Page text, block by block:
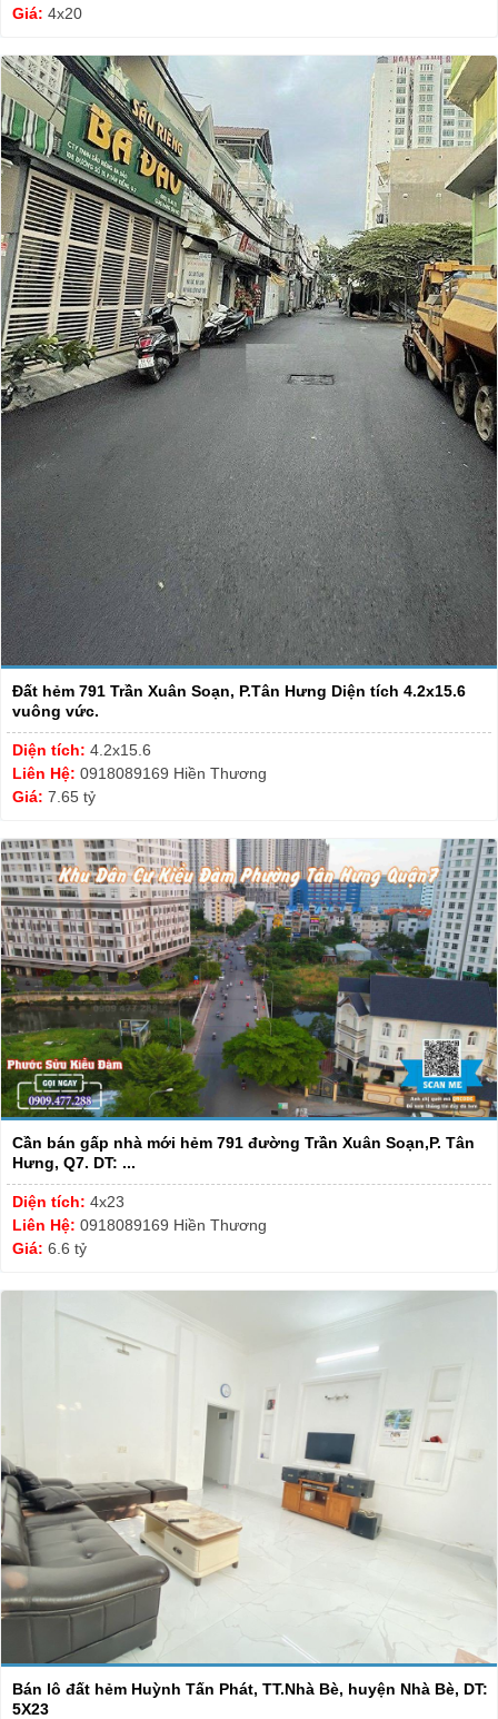
Giá: 4x20
Đất hẻm 791 Trần Xuân Soạn, P.Tân Hưng Diện tích 4.2x15.6
vuông vức.
Diện tích: 4.2x15.6
Liên Hệ: 0918089169 Hiền Thương
Giá: 7.65 tỷ
Cần bán gấp nhà mới hẻm 791 đường Trần Xuân Soạn,P. Tân
Hưng, Q7. DT: ...
Diện tích: 4x23
Liên Hệ: 0918089169 Hiền Thương
Giá: 6.6 tỷ
Bán lô đất hẻm Huỳnh Tấn Phát, TT.Nhà Bè, huyện Nhà Bè, DT:
5X23